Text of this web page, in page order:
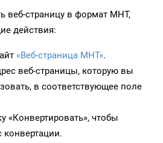
веб-страницу в формат MHT,
действия:
«Веб-страница MHT».
веб-страницы, которую вы
в соответствующее поле
«Конвертировать», чтобы
конвертации.